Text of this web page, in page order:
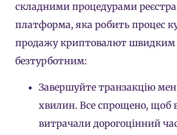
складними процедурами
платформа, яка робить процес
продажу криптовалют швидким
безтурботним:
Завершуйте транзакцію
хвилин. Все спрощено, щоб
витрачали дорогоцінний